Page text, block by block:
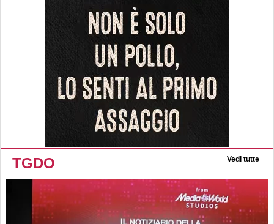
TGDO Vedi tutte